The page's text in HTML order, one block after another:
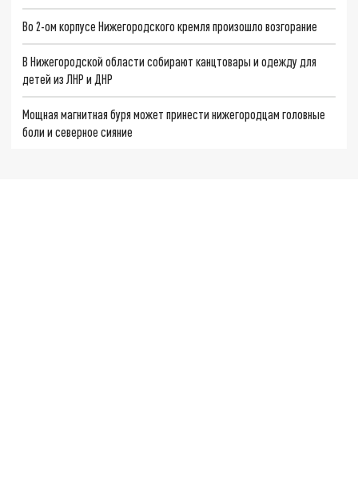
Во 2-ом корпусе Нижегородского кремля произошло возгорание
В Нижегородской области собирают канцтовары и одежду для
детей из ЛНР и ДНР
Мощная магнитная буря может принести нижегородцам головные
боли и северное сияние